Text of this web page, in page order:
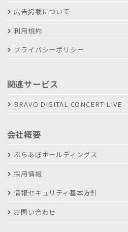
広告掲載について
利用規約
プライバシーポリシー
関連サービス
BRAVO DIGITAL CONCERT LIVE
会社概要
ぶらあぼホールディングス
採用情報
情報セキュリティ基本方針
お問い合わせ